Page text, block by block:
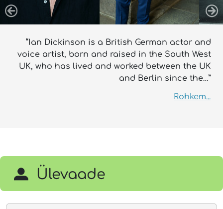
“Ian Dickinson is a British German actor and
voice artist, born and raised in the South West
UK, who has lived and worked between the UK
and Berlin since the…”
Rohkem...
Ülevaade